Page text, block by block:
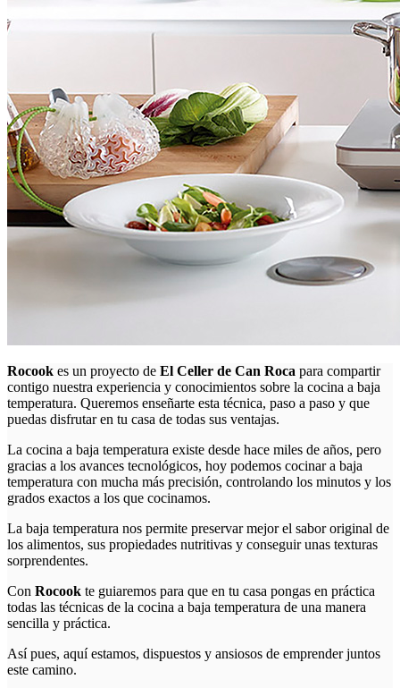
Rocook es un proyecto de El Celler de Can Roca para compartir
contigo nuestra experiencia y conocimientos sobre la cocina a baja
temperatura. Queremos enseñarte esta técnica, paso a paso y que
puedas disfrutar en tu casa de todas sus ventajas.
La cocina a baja temperatura existe desde hace miles de años, pero
gracias a los avances tecnológicos, hoy podemos cocinar a baja
temperatura con mucha más precisión, controlando los minutos y los
grados exactos a los que cocinamos.
La baja temperatura nos permite preservar mejor el sabor original de
los alimentos, sus propiedades nutritivas y conseguir unas texturas
sorprendentes.
Con Rocook te guiaremos para que en tu casa pongas en práctica
todas las técnicas de la cocina a baja temperatura de una manera
sencilla y práctica.
Así pues, aquí estamos, dispuestos y ansiosos de emprender juntos
este camino.